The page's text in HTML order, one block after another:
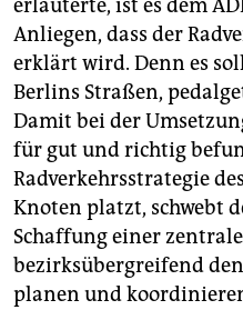
erläuterte, ist es dem
Anliegen, dass der
erklärt wird. Denn es
Berlins Straßen,
Damit bei der
für gut und richtig
Radverkehrsstrategie
Knoten platzt, schwebt
Schaffung einer
bezirksübergreifend
planen und